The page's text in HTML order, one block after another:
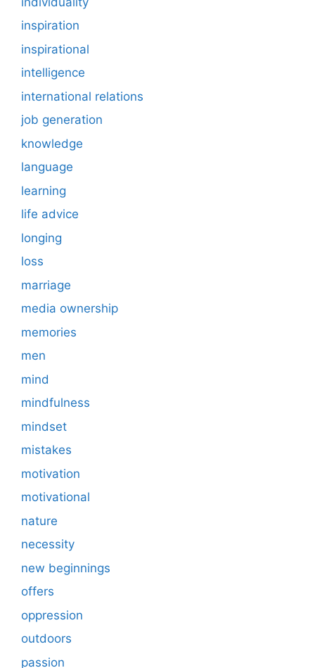
inspiration
inspirational
intelligence
international relations
job generation
knowledge
language
learning
life advice
longing
loss
marriage
media ownership
memories
men
mind
mindfulness
mindset
mistakes
motivation
motivational
nature
necessity
new beginnings
offers
oppression
outdoors
passion